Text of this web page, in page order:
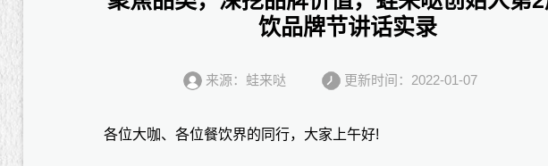
饮品牌节讲话实录
来源：蛙来哒 更新时间：2022-01-07
各位大咖、各位餐饮界的同行，大家上午好!